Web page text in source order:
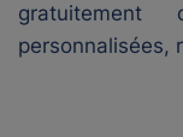
personnalisées,